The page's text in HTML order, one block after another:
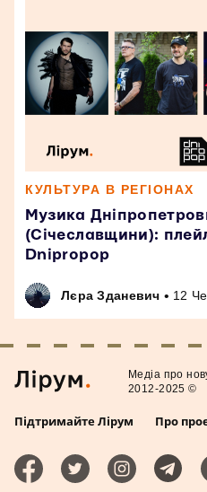
КУЛЬТУРА В РЕГІОНАХ
Музика
(Січеславщини):
Dnipropop
Лєра Зданевич • 12
Підтримайте Лірум Про
Медiа про
2012-2025 ©